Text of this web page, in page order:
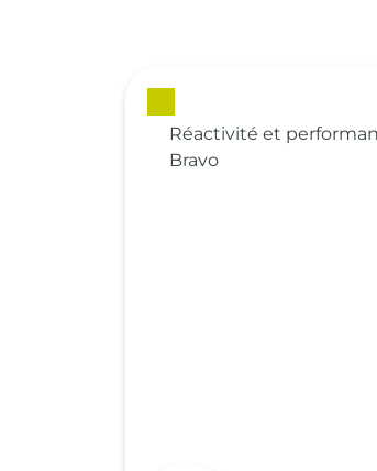
Réactivité et
Bravo